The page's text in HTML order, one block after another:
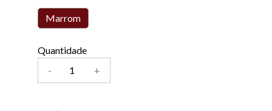
Marrom
Quantidade
-
+